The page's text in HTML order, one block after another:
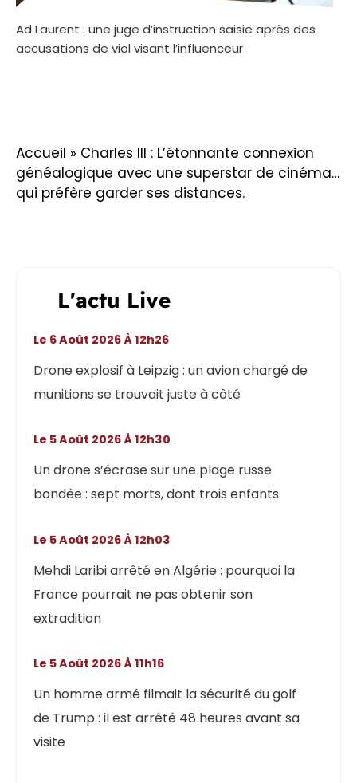
Ad Laurent : une juge d’instruction saisie après des
accusations de viol visant l’influenceur
Accueil » Charles III : L’étonnante connexion
généalogique avec une superstar de cinéma…
qui préfère garder ses distances.
L'actu Live
Drone explosif à Leipzig : un avion chargé de
munitions se trouvait juste à côté
Le 6 Août 2026 À 12h26
Un drone s’écrase sur une plage russe
bondée : sept morts, dont trois enfants
Le 5 Août 2026 À 12h30
Mehdi Laribi arrêté en Algérie : pourquoi la
France pourrait ne pas obtenir son
extradition
Le 5 Août 2026 À 12h03
Un homme armé filmait la sécurité du golf
de Trump : il est arrêté 48 heures avant sa
visite
Le 5 Août 2026 À 11h16